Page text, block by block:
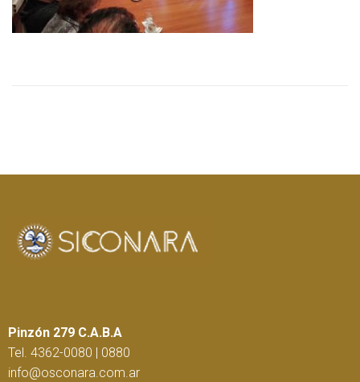
Pinzón 279 C.A.B.A
Tel. 4362-0080 | 0880
info@osconara.com.ar